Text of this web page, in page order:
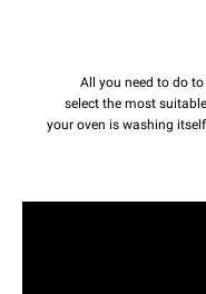
All you need to do
select the most
your oven is washing